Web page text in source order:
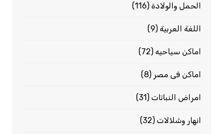
الحمل والولادة(116)
اللغة العربية(9)
اماكن سياحيه(72)
اماكن فى مصر (8)
امراض النباتات(31)
انهار وشلالات(32)